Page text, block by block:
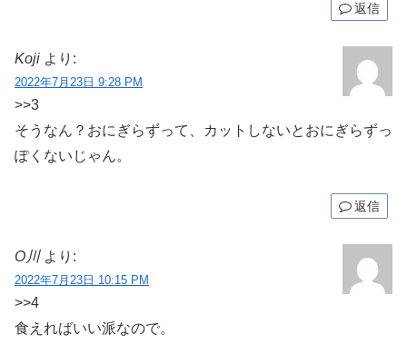
返信
Koji より:
2022年7月23日 9:28 PM
>>3
そうなん？おにぎらずって、カットしないとおにぎらずっ
ぽくないじゃん。
返信
O川 より:
2022年7月23日 10:15 PM
>>4
食えればいい派なので。